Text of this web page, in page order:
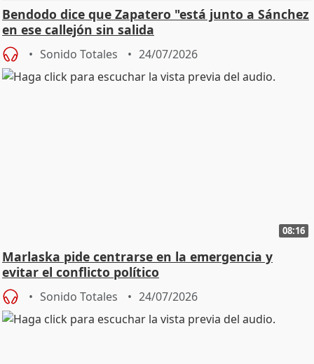
Bendodo dice que Zapatero "está junto a Sánchez
en ese callejón sin salida
Sonido Totales 24/07/2026
08:16
Marlaska pide centrarse en la emergencia y
evitar el conflicto político
Sonido Totales 24/07/2026